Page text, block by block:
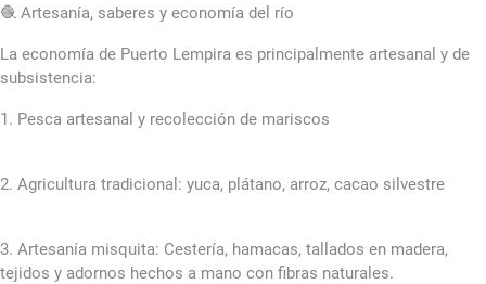
🧶 Artesanía, saberes y economía del río
La economía de Puerto Lempira es principalmente artesanal y de
subsistencia:
1. Pesca artesanal y recolección de mariscos
2. Agricultura tradicional: yuca, plátano, arroz, cacao silvestre
3. Artesanía misquita: Cestería, hamacas, tallados en madera,
tejidos y adornos hechos a mano con fibras naturales.